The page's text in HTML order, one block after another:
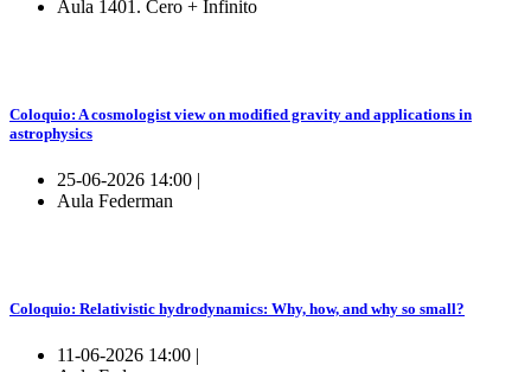
Aula 1401. Cero + Infinito
Coloquio: A cosmologist view on modified gravity and applications in
astrophysics
25-06-2026 14:00 |
Aula Federman
Coloquio: Relativistic hydrodynamics: Why, how, and why so small?
11-06-2026 14:00 |